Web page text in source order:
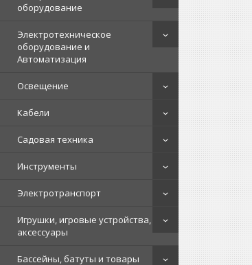
оборудование
Электротехническое
оборудование и
Автоматизация
Освещение
Кабели
Садовая техника
Инструменты
Электротранспорт
Игрушки, игровые устройства,
аксессуары
Бассейны, батуты и товары